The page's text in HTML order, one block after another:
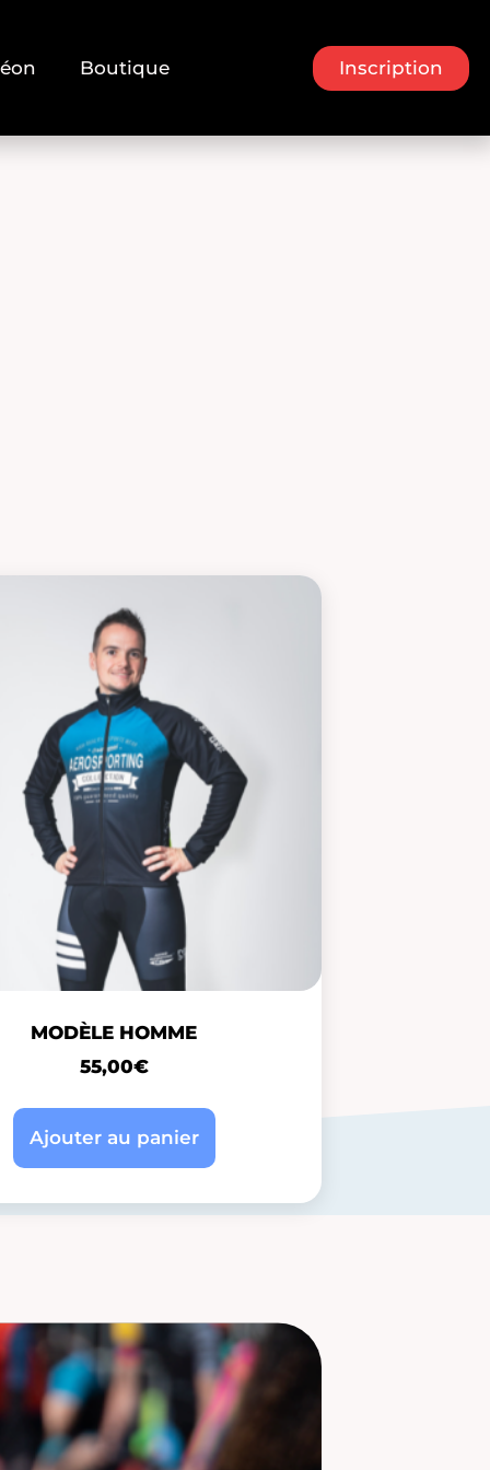
Boutique Inscription
MODÈLE HOMME
55,00€
Ajouter au panier